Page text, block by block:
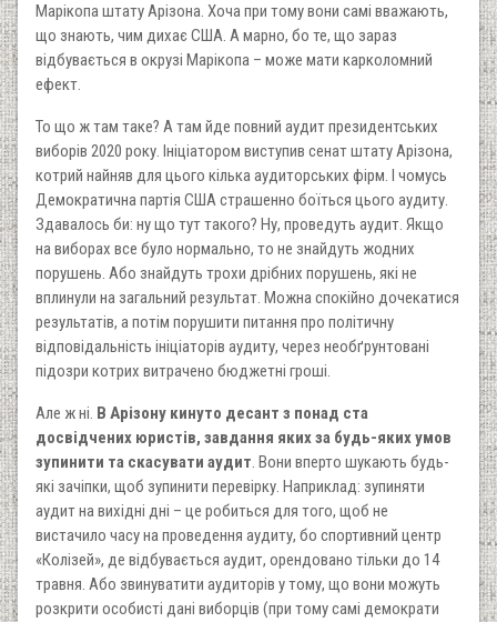
Марікопа штату Арізона. Хоча при тому вони самі вважають,
що знають, чим дихає США. А марно, бо те, що зараз
відбувається в окрузі Марікопа – може мати карколомний
ефект.
То що ж там таке? А там йде повний аудит президентських
виборів 2020 року. Ініціатором виступив сенат штату Арізона,
котрий найняв для цього кілька аудиторських фірм. І чомусь
Демократична партія США страшенно боїться цього аудиту.
Здавалось би: ну що тут такого? Ну, проведуть аудит. Якщо
на виборах все було нормально, то не знайдуть жодних
порушень. Або знайдуть трохи дрібних порушень, які не
вплинули на загальний результат. Можна спокійно дочекатися
результатів, а потім порушити питання про політичну
відповідальність ініціаторів аудиту, через необґрунтовані
підозри котрих витрачено бюджетні гроші.
Але ж ні. В Арізону кинуто десант з понад ста
досвідчених юристів, завдання яких за будь-яких умов
зупинити та скасувати аудит. Вони вперто шукають будь-
які зачіпки, щоб зупинити перевірку. Наприклад: зупиняти
аудит на вихідні дні – це робиться для того, щоб не
вистачило часу на проведення аудиту, бо спортивний центр
«Колізей», де відбувається аудит, орендовано тільки до 14
травня. Або звинуватити аудиторів у тому, що вони можуть
розкрити особисті дані виборців (при тому самі демократи